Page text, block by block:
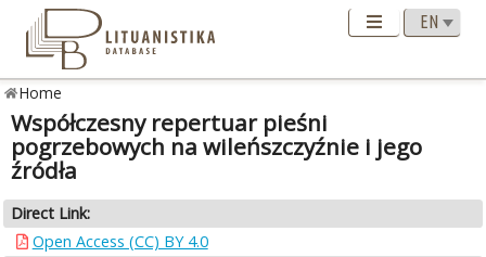
Home
Współczesny repertuar pieśni
pogrzebowych na wileńszczyźnie i jego
źródła
Direct Link:
Open Access (CC) BY 4.0